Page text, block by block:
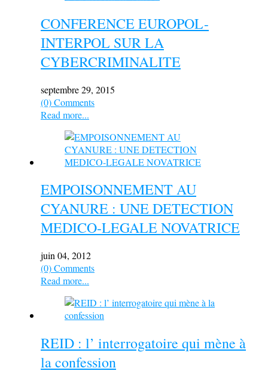
CONFERENCE EUROPOL-
INTERPOL SUR LA
CYBERCRIMINALITE
septembre 29, 2015
(0) Comments
Read more...
EMPOISONNEMENT AU
CYANURE : UNE DETECTION
MEDICO-LEGALE NOVATRICE
juin 04, 2012
(0) Comments
Read more...
REID : l’ interrogatoire qui mène à
la confession